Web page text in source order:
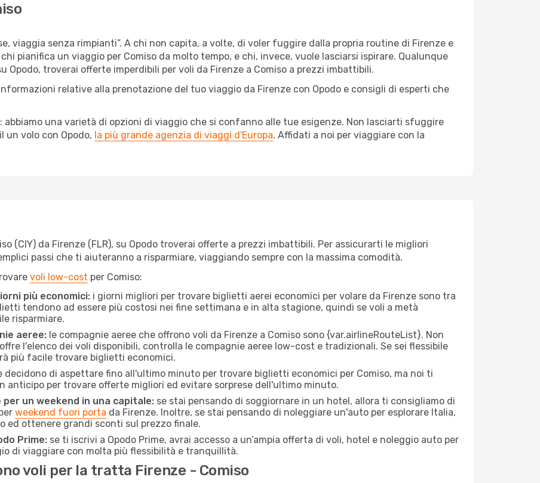
viaggia senza rimpianti”. A chi non capita, a volte, di voler fuggire dalla propria routine di Firenze e
pianifica un viaggio per Comiso da molto tempo, e chi, invece, vuole lasciarsi ispirare. Qualunque
Opodo, troverai offerte imperdibili per voli da Firenze a Comiso a prezzi imbattibili.
relative alla prenotazione del tuo viaggio da Firenze con Opodo e consigli di esperti che
una varietà di opzioni di viaggio che si confanno alle tue esigenze. Non lasciarti sfuggire
un volo con Opodo, la più grande agenzia di viaggi d'Europa. Affidati a noi per viaggiare con la
(CIY) da Firenze (FLR), su Opodo troverai offerte a prezzi imbattibili. Per assicurarti le migliori
passi che ti aiuteranno a risparmiare, viaggiando sempre con la massima comodità.
voli low-cost per Comiso:
più economici: i giorni migliori per trovare biglietti aerei economici per volare da Firenze sono tra
tendono ad essere più costosi nei fine settimana e in alta stagione, quindi se voli a metà
risparmiare.
aeree: le compagnie aeree che offrono voli da Firenze a Comiso sono {​var.airlineRouteList}. Non
l'elenco dei voli disponibili, controlla le compagnie aeree low-cost e tradizionali. Se sei flessibile
più facile trovare biglietti economici.
decidono di aspettare fino all'ultimo minuto per trovare biglietti economici per Comiso, ma noi ti
anticipo per trovare offerte migliori ed evitare sorprese dell'ultimo minuto.
un weekend in una capitale: se stai pensando di soggiornare in un hotel, allora ti consigliamo di
weekend fuori porta da Firenze. Inoltre, se stai pensando di noleggiare un'auto per esplorare Italia,
ed ottenere grandi sconti sul prezzo finale.
Prime: se ti iscrivi a Opodo Prime, avrai accesso a un’ampia offerta di voli, hotel e noleggio auto per
di viaggiare con molta più flessibilità e tranquillità.
voli per la tratta Firenze - Comiso